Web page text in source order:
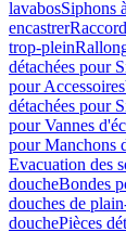
lavabosSiphons
encastrer
trop-plein
détachées pour
pour Accessoires
détachées pour
pour Vannes
pour Manchons
Evacuation des
doucheBondes
douches de
douchePièces